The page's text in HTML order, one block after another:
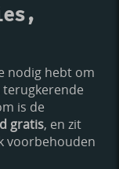
nodig hebt om
terugkerende
is de
gratis, en zit
voorbehouden